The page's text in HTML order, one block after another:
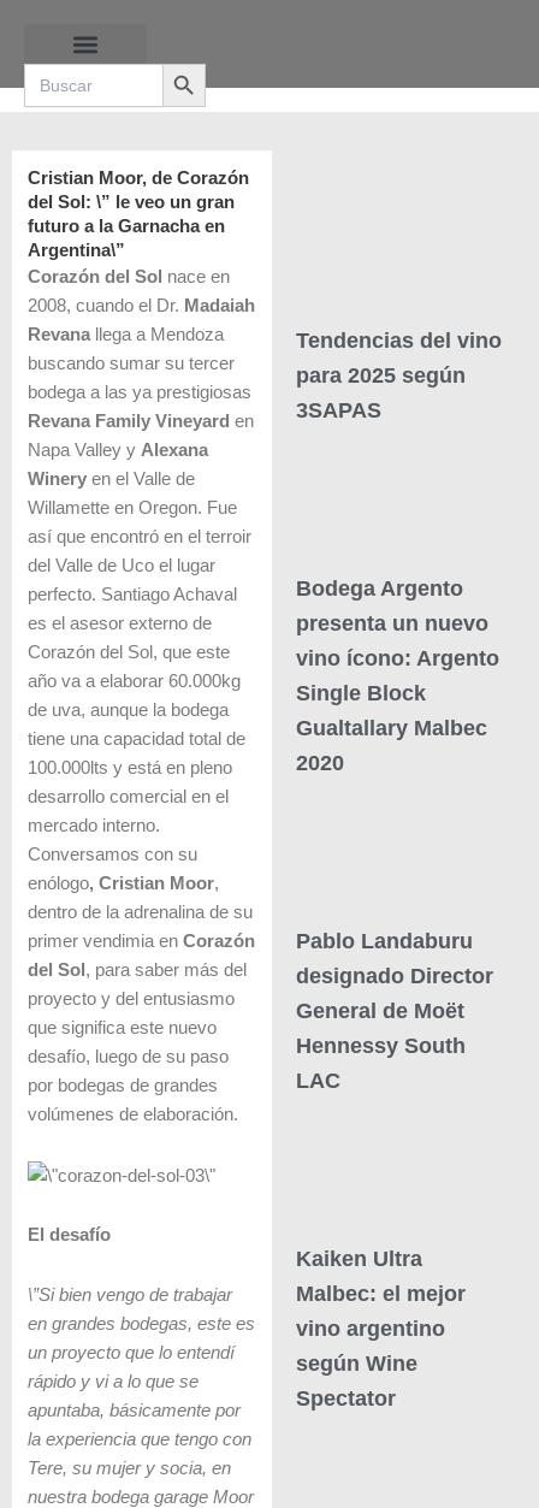
contenido
Search
for:
Search Button
Cristian Moor, de Corazón
del Sol: \” le veo un gran
futuro a la Garnacha en
Argentina\”
Corazón del Sol nace en
2008, cuando el Dr. Madaiah
Revanallega a Mendoza
buscando sumar su tercer
bodega a las ya prestigiosas
Revana Family Vineyard en
Napa Valley y Alexana
Wineryen el Valle de
Willamette en Oregon. Fue
así que encontró en el terroir
del Valle de Uco el lugar
perfecto. Santiago Achaval
es el asesor externo de
Corazón del Sol, que este
año va a elaborar 60.000kg
de uva, aunque la bodega
tiene una capacidad total de
100.000lts y está en pleno
desarrollo comercial en el
mercado interno.
Conversamos con su
enólogo, Cristian Moor,
dentro de la adrenalina de su
primer vendimia en Corazón
del Sol , para saber más del
proyecto y del entusiasmo
que significa este nuevo
desafío, luego de su paso
por bodegas de grandes
volúmenes de elaboración.
El desafío
\”Si bien vengo de trabajar
en grandes bodegas, este es
un proyecto que lo entendí
rápido y vi a lo que se
apuntaba, básicamente por
la experiencia que tengo con
Tere, su mujer y socia, en
nuestra bodega garage Moor
Tendencias del vino
para 2025 según
3SAPAS
Bodega Argento
presenta un nuevo
vino ícono: Argento
Single Block
Gualtallary Malbec
2020
Pablo Landaburu
designado Director
General de Moët
Hennessy South
LAC
Kaiken Ultra
Malbec: el mejor
vino argentino
según Wine
Spectator